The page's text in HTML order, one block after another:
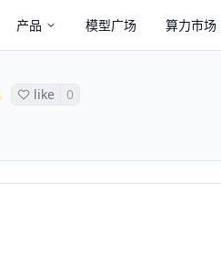
产品 模型广场 算力市场
like 0